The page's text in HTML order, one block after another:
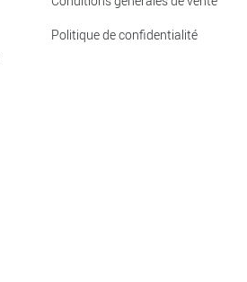
Politique de confidentialité